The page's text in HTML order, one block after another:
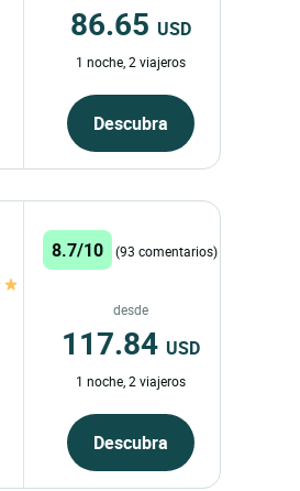
86.65 USD
1 noche, 2 viajeros
Descubra
8.7/10 (93 comentarios)
desde
117.84 USD
1 noche, 2 viajeros
Descubra